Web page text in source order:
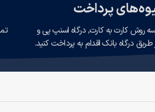
پرداخت
سه روش کارت به کارت, درگاه اسنپ پی و
طریق درگاه بانک اقدام به پرداخت کنید.